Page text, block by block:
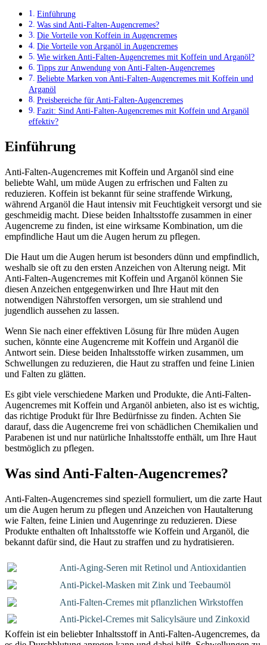
Einführung
Was sind Anti-Falten-Augencremes?
Die Vorteile von Koffein in Augencremes
Die Vorteile von Arganöl in Augencremes
Wie wirken Anti-Falten-Augencremes mit Koffein und Arganöl?
Tipps zur Anwendung von Anti-Falten-Augencremes
Beliebte Marken von Anti-Falten-Augencremes mit Koffein und
Arganöl
Preisbereiche für Anti-Falten-Augencremes
Fazit: Sind Anti-Falten-Augencremes mit Koffein und Arganöl
effektiv?
Einführung
Anti-Falten-Augencremes mit Koffein und Arganöl sind eine
beliebte Wahl, um müde Augen zu erfrischen und Falten zu
reduzieren. Koffein ist bekannt für seine straffende Wirkung,
während Arganöl die Haut intensiv mit Feuchtigkeit versorgt und sie
geschmeidig macht. Diese beiden Inhaltsstoffe zusammen in einer
Augencreme zu finden, ist eine wirksame Kombination, um die
empfindliche Haut um die Augen herum zu pflegen.
Die Haut um die Augen herum ist besonders dünn und empfindlich,
weshalb sie oft zu den ersten Anzeichen von Alterung neigt. Mit
Anti-Falten-Augencremes mit Koffein und Arganöl können Sie
diesen Anzeichen entgegenwirken und Ihre Haut mit den
notwendigen Nährstoffen versorgen, um sie strahlend und
jugendlich aussehen zu lassen.
Wenn Sie nach einer effektiven Lösung für Ihre müden Augen
suchen, könnte eine Augencreme mit Koffein und Arganöl die
Antwort sein. Diese beiden Inhaltsstoffe wirken zusammen, um
Schwellungen zu reduzieren, die Haut zu straffen und feine Linien
und Falten zu glätten.
Es gibt viele verschiedene Marken und Produkte, die Anti-Falten-
Augencremes mit Koffein und Arganöl anbieten, also ist es wichtig,
das richtige Produkt für Ihre Bedürfnisse zu finden. Achten Sie
darauf, dass die Augencreme frei von schädlichen Chemikalien und
Parabenen ist und nur natürliche Inhaltsstoffe enthält, um Ihre Haut
bestmöglich zu pflegen.
Was sind Anti-Falten-Augencremes?
Anti-Falten-Augencremes sind speziell formuliert, um die zarte Haut
um die Augen herum zu pflegen und Anzeichen von Hautalterung
wie Falten, feine Linien und Augenringe zu reduzieren. Diese
Produkte enthalten oft Inhaltsstoffe wie Koffein und Arganöl, die
bekannt dafür sind, die Haut zu straffen und zu hydratisieren.
Anti-Aging-Seren mit Retinol und Antioxidantien
Anti-Pickel-Masken mit Zink und Teebaumöl
Anti-Falten-Cremes mit pflanzlichen Wirkstoffen
Anti-Pickel-Cremes mit Salicylsäure und Zinkoxid
Koffein ist ein beliebter Inhaltsstoff in Anti-Falten-Augencremes, da